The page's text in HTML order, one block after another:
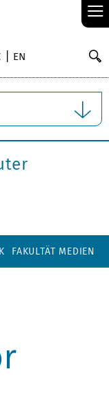
≡
EN
FAKULTÄT MEDIEN